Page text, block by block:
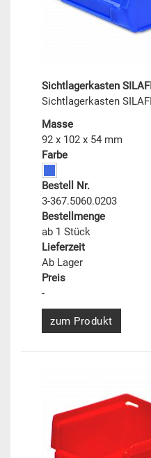
Sichtlagerkasten
Sichtlagerkasten
Masse
92 x 102 x 54 mm
Farbe
Bestell Nr.
3-367.5060.0203
Bestellmenge
ab 1 Stück
Lieferzeit
Ab Lager
Preis
-
zum Produkt